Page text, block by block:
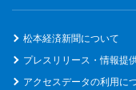
松本経済新聞について
プレスリリース・情報提
アクセスデータの利用に